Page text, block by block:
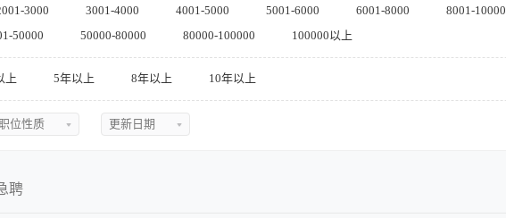
3000 3001-4000 4001-5000 5001-6000 6001-8000 8001-10000
50000 50000-80000 80000-100000 100000以上
上 5年以上 8年以上 10年以上
位性质
全职
更新日期
聘